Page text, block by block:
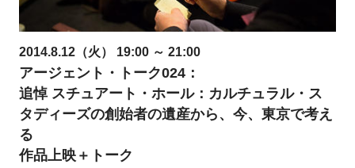
2014.8.12（火） 19:00 ～ 21:00
アージェント・トーク024：
追悼 スチュアート・ホール：カルチュラル・ス
タディーズの創始者の遺産から、今、東京で考え
る
作品上映＋トーク